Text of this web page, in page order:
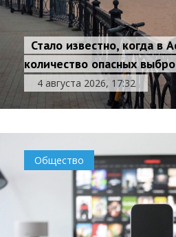
Стало известно, когда в
количество опасных
4 августа 2026, 17:32
Общество